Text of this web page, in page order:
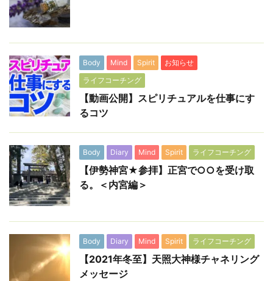
Body Mind Spirit
お知らせ
ライフコーチング
【動画公開】スピリチュアルを仕事にす
るコツ
Body Diary Mind Spirit ライフコーチング
【伊勢神宮★参拝】正宮で○○を受け取
る。＜内宮編＞
Body Diary Mind Spirit ライフコーチング
【2021年冬至】天照大神様チャネリング
メッセージ